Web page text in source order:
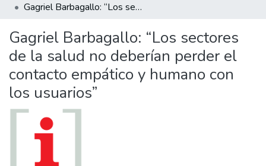
Statistics
Gagriel Barbagallo: “Los sectores de la salud no deberían perder el contacto empático y humano con los usuarios”
Gagriel Barbagallo: “Los sectores
de la salud no deberían perder el
contacto empático y humano con
los usuarios”